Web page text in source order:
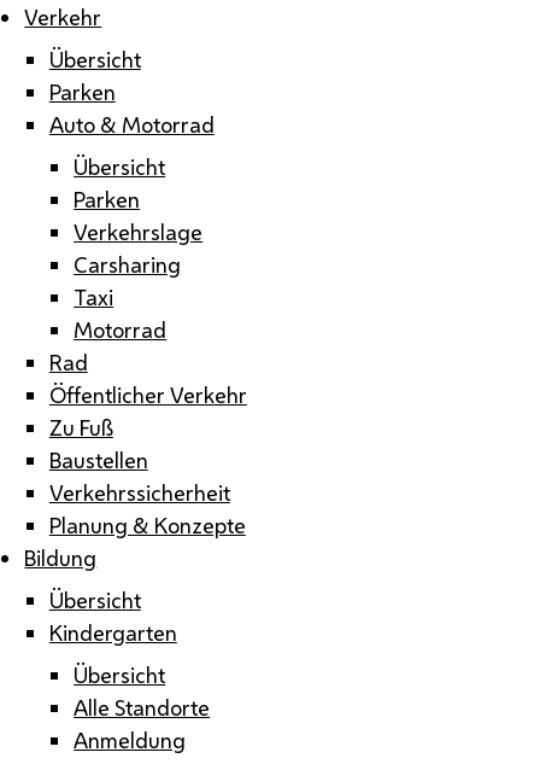
Verkehr
Übersicht
Parken
Auto & Motorrad
Übersicht
Parken
Verkehrslage
Carsharing
Taxi
Motorrad
Rad
Öffentlicher Verkehr
Zu Fuß
Baustellen
Verkehrssicherheit
Planung & Konzepte
Bildung
Übersicht
Kindergarten
Übersicht
Alle Standorte
Anmeldung